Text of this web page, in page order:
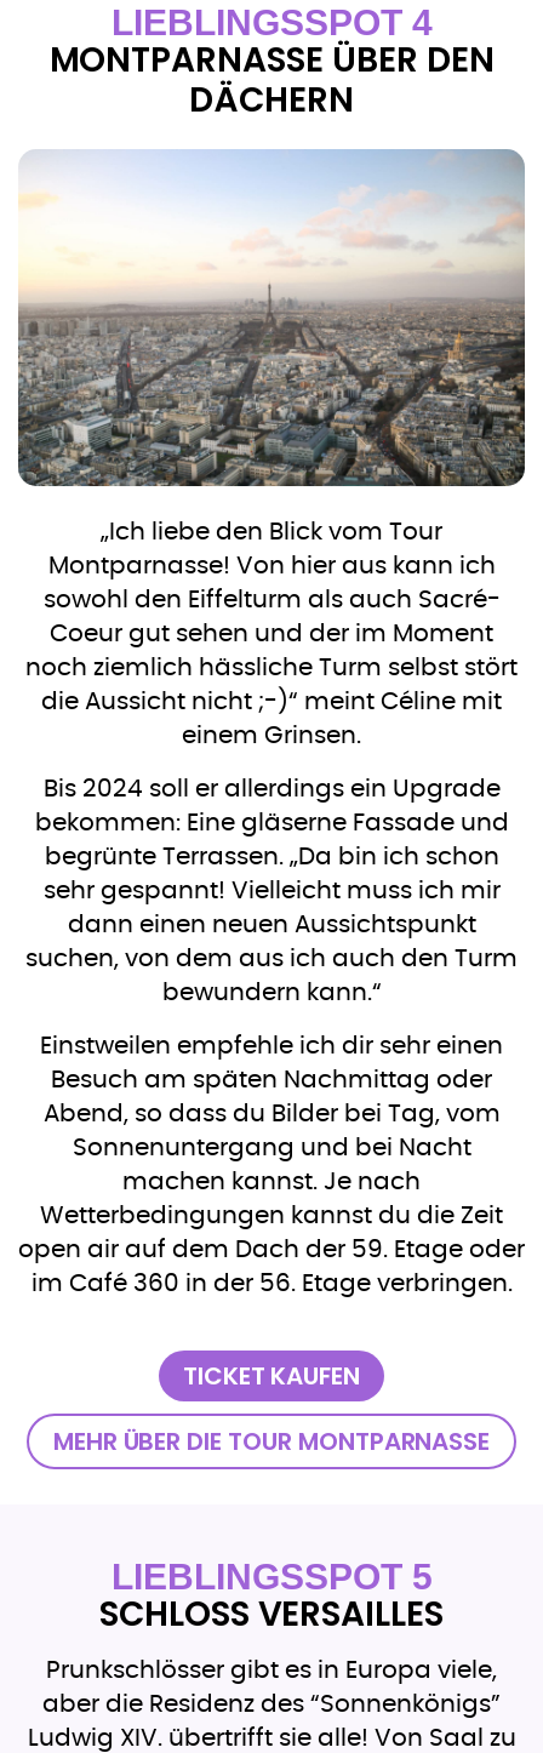
LIEBLINGSSPOT 4
MONTPARNASSE ÜBER DEN
DÄCHERN
„Ich liebe den Blick vom Tour
Montparnasse! Von hier aus kann ich
sowohl den Eiffelturm als auch Sacré-
Coeur gut sehen und der im Moment
noch ziemlich hässliche Turm selbst stört
die Aussicht nicht ;-)“ meint Céline mit
einem Grinsen.
Bis 2024 soll er allerdings ein Upgrade
bekommen: Eine gläserne Fassade und
begrünte Terrassen. „Da bin ich schon
sehr gespannt! Vielleicht muss ich mir
dann einen neuen Aussichtspunkt
suchen, von dem aus ich auch den Turm
bewundern kann.“
Einstweilen empfehle ich dir sehr einen
Besuch am späten Nachmittag oder
Abend, so dass du Bilder bei Tag, vom
Sonnenuntergang und bei Nacht
machen kannst. Je nach
Wetterbedingungen kannst du die Zeit
open air auf dem Dach der 59. Etage oder
im Café 360 in der 56. Etage verbringen.
TICKET KAUFEN
MEHR ÜBER DIE TOUR MONTPARNASSE
LIEBLINGSSPOT 5
SCHLOSS VERSAILLES
Prunkschlösser gibt es in Europa viele,
aber die Residenz des “Sonnenkönigs”
Ludwig XIV. übertrifft sie alle! Von Saal zu